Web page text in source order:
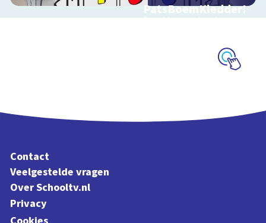
PatsBoemKledder!
Speel het spel en leer
Contact
Veelgestelde vragen
Over Schooltv.nl
Privacy